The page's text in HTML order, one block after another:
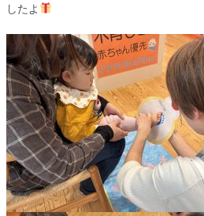
したよ